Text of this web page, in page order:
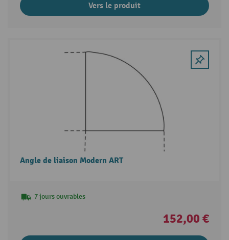
Vers le produit
Angle de liaison Modern ART
7 jours ouvrables
152,00 €